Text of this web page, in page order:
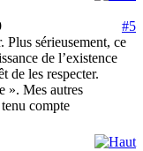
#5
sérieusement, ce
de l’existence
de les respecter.
». Mes autres
compte